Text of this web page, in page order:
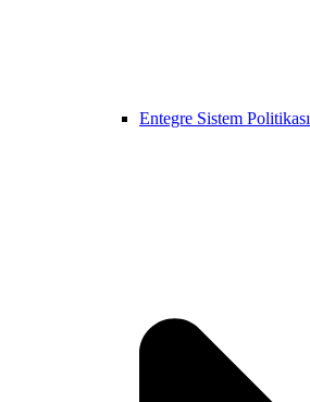
Entegre Sistem Politikası